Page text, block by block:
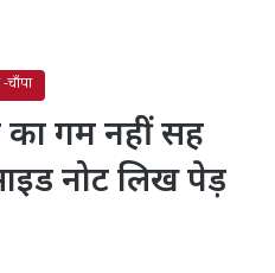
चाँपा
का गम नहीं सह
नोट लिख पेड़